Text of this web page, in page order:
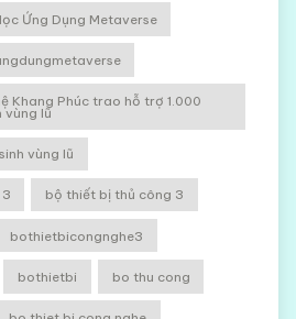
Ứng Dụng Metaverse
Khang Phúc trao hỗ trợ 1.000
vùng lũ
vùng lũ
bộ thiết bị thủ công 3
bothietbicongnghe3
bothietbi bo thu cong